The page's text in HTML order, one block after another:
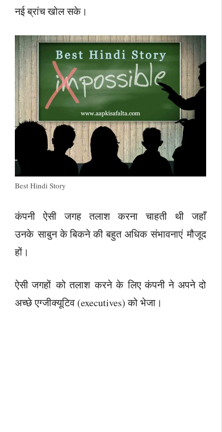
नई ब्रांच खोल सके।
Best Hindi Story
कंपनी ऐसी जगह तलाश करना चाहती थी जहाँ
उनके साबुन के बिकने की बहुत अधिक संभावनाएं मौजूद
हों।
ऐसी जगहों को तलाश करने के लिए कंपनी ने अपने दो
अच्छे एग्जीक्यूटिव (executives) को भेजा।